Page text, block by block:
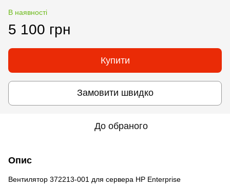
В наявності
5 100 грн
Купити
Замовити швидко
До обраного
Опис
Вентилятор 372213-001 для сервера HP Enterprise